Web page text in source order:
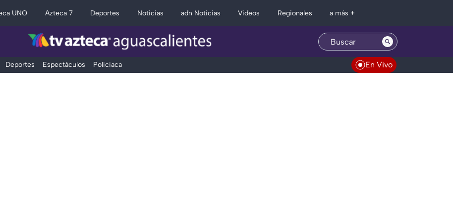
UNO Azteca 7 Deportes Noticias adn Noticias Videos Regionales a más +
Deportes Espectáculos Policiaca En Vivo